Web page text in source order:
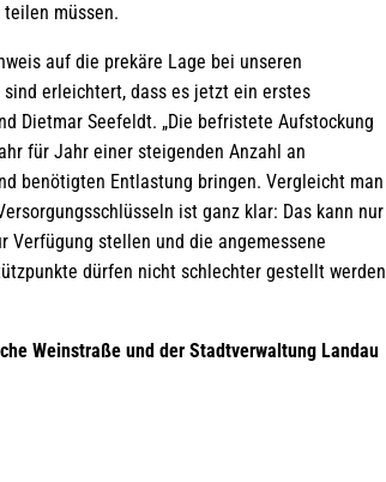
müssen.
auf die prekäre Lage bei unseren
erleichtert, dass es jetzt ein erstes
Dietmar Seefeldt. „Die befristete Aufstockung
für Jahr einer steigenden Anzahl an
benötigten Entlastung bringen. Vergleicht man
ist ganz klar: Das kann nur
Verfügung stellen und die angemessene
dürfen nicht schlechter gestellt werden
Weinstraße und der Stadtverwaltung Landau